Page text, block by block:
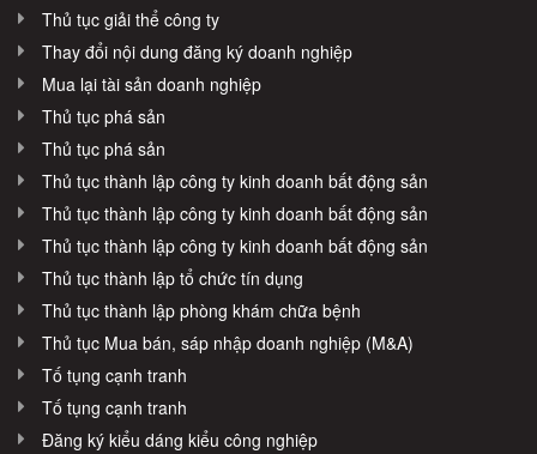
Thủ tục giải thể công ty
Thay đổi nội dung đăng ký doanh nghiệp
Mua lại tài sản doanh nghiệp
Thủ tục phá sản
Thủ tục phá sản
Thủ tục thành lập công ty kinh doanh bất động sản
Thủ tục thành lập công ty kinh doanh bất động sản
Thủ tục thành lập công ty kinh doanh bất động sản
Thủ tục thành lập tổ chức tín dụng
Thủ tục thành lập phòng khám chữa bệnh
Thủ tục Mua bán, sáp nhập doanh nghiệp (M&A)
Tố tụng cạnh tranh
Tố tụng cạnh tranh
Đăng ký kiểu dáng kiểu công nghiệp